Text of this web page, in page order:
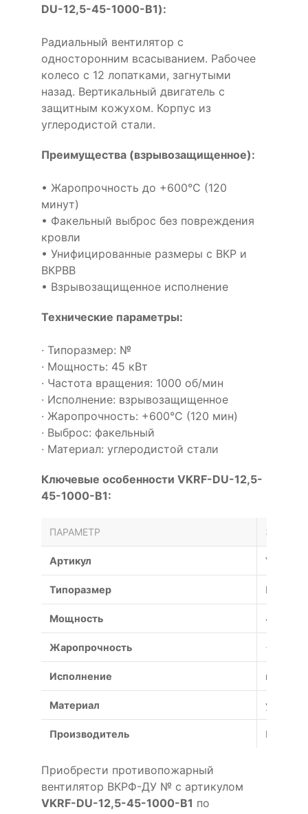
DU-12,5-45-1000-B1):
Радиальный вентилятор с
односторонним всасыванием. Рабочее
колесо с 12 лопатками, загнутыми
назад. Вертикальный двигатель с
защитным кожухом. Корпус из
углеродистой стали.
Преимущества (взрывозащищенное):
• Жаропрочность до +600°С (120
минут)
• Факельный выброс без повреждения
кровли
• Унифицированные размеры с ВКР и
ВКРВВ
• Взрывозащищенное исполнение
Технические параметры:
· Типоразмер: №
· Мощность: 45 кВт
· Частота вращения: 1000 об/мин
· Исполнение: взрывозащищенное
· Жаропрочность: +600°С (120 мин)
· Выброс: факельный
· Материал: углеродистой стали
Ключевые особенности VKRF-DU-12,5-
45-1000-B1:
ПАРАМЕТР
Артикул VKRF-
Типоразмер №
Мощность 45 кВт
Жаропрочность +600°С
Исполнение
Материал
Производитель Россия
Приобрести противопожарный
вентилятор ВКРФ-ДУ № с артикулом
VKRF-DU-12,5-45-1000-B1 по